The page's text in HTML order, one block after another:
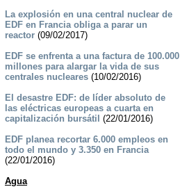
La explosión en una central nuclear de
EDF en Francia obliga a parar un
reactor(09/02/2017)
EDF se enfrenta a una factura de 100.000
millones para alargar la vida de sus
centrales nucleares(10/02/2016)
El desastre EDF: de líder absoluto de
las eléctricas europeas a cuarta en
capitalización bursátil (22/01/2016)
EDF planea recortar 6.000 empleos en
todo el mundo y 3.350 en Francia
(22/01/2016)
Agua